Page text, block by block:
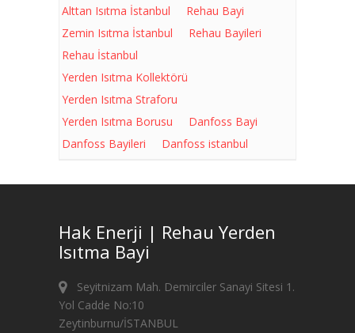
Alttan Isıtma İstanbul
Rehau Bayi
Zemin Isıtma İstanbul
Rehau Bayileri
Rehau İstanbul
Yerden Isıtma Kollektörü
Yerden Isıtma Straforu
Yerden Isıtma Borusu
Danfoss Bayi
Danfoss Bayileri
Danfoss istanbul
Hak Enerji | Rehau Yerden
Isıtma Bayi
Seyitnizam Mah. Demirciler Sanayi Sitesi 1.
Yol Cadde No:10
Zeytinburnu/İSTANBUL